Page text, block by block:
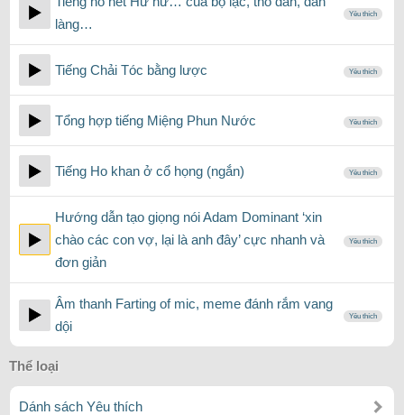
làng…
Yêu thích
Tiếng Chải Tóc bằng lược Yêu thích
Tổng hợp tiếng Miệng Phun Nước Yêu thích
Tiếng Ho khan ở cổ họng (ngắn) Yêu thích
Hướng dẫn tạo giọng nói Adam Dominant ‘xin
chào các con vợ, lại là anh đây’ cực nhanh và
đơn giản
Yêu thích
Âm thanh Farting of mic, meme đánh rắm vang
dội
Yêu thích
Thể loại
Dánh sách Yêu thích